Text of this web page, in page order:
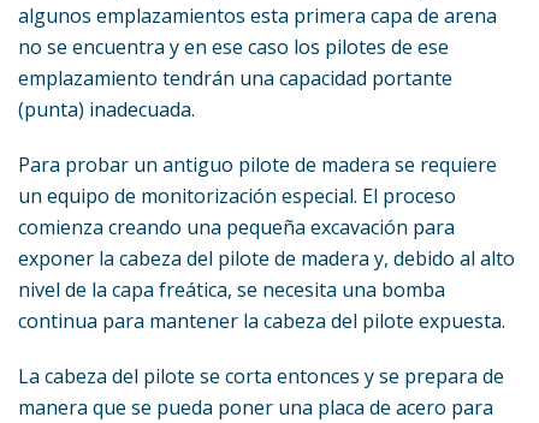
algunos emplazamientos esta primera capa de arena
no se encuentra y en ese caso los pilotes de ese
emplazamiento tendrán una capacidad portante
(punta) inadecuada.
Para probar un antiguo pilote de madera se requiere
un equipo de monitorización especial. El proceso
comienza creando una pequeña excavación para
exponer la cabeza del pilote de madera y, debido al alto
nivel de la capa freática, se necesita una bomba
continua para mantener la cabeza del pilote expuesta.
La cabeza del pilote se corta entonces y se prepara de
manera que se pueda poner una placa de acero para